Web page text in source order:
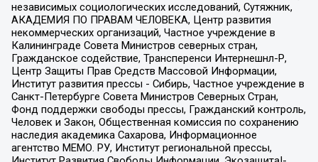
независимых социологических исследований, Сутяжник,
АКАДЕМИЯ ПО ПРАВАМ ЧЕЛОВЕКА, Центр развития
некоммерческих организаций, Частное учреждение в
Калининграде Совета Министров северных стран,
Гражданское содействие, Трансперенси Интернешнл-Р,
Центр Защиты Прав Средств Массовой Информации,
Институт развития прессы - Сибирь, Частное учреждение в
Санкт-Петербурге Совета Министров Северных Стран,
Фонд поддержки свободы прессы, Гражданский контроль,
Человек и Закон, Общественная комиссия по сохранению
наследия академика Сахарова, Информационное
агентство МЕМО. РУ, Институт региональной прессы,